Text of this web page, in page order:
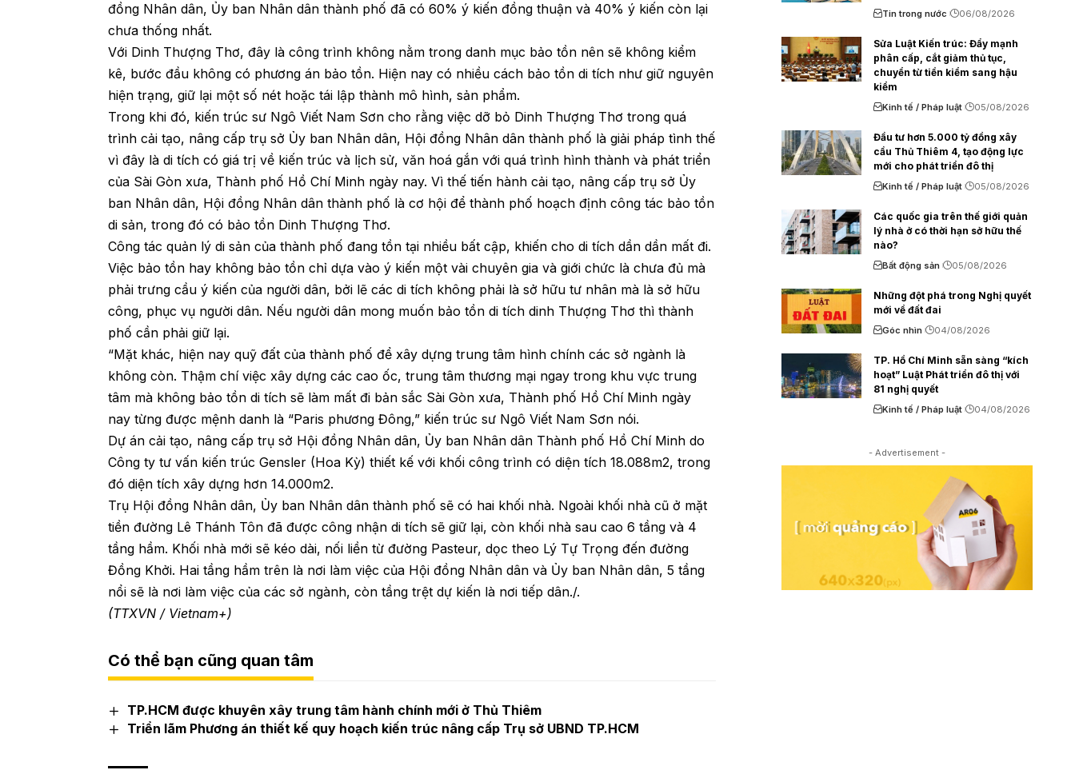
đồng Nhân dân, Ủy ban Nhân dân thành phố đã có 60% ý kiến đồng thuận và 40% ý kiến còn lại
chưa thống nhất.
Với Dinh Thượng Thơ, đây là công trình không nằm trong danh mục bảo tồn nên sẽ không kiểm
kê, bước đầu không có phương án bảo tồn. Hiện nay có nhiều cách bảo tồn di tích như giữ nguyên
hiện trạng, giữ lại một số nét hoặc tái lập thành mô hình, sản phẩm.
Trong khi đó, kiến trúc sư Ngô Viết Nam Sơn cho rằng việc dỡ bỏ Dinh Thượng Thơ trong quá
trình cải tạo, nâng cấp trụ sở Ủy ban Nhân dân, Hội đồng Nhân dân thành phố là giải pháp tình thế
vì đây là di tích có giá trị về kiến trúc và lịch sử, văn hoá gắn với quá trình hình thành và phát triển
của Sài Gòn xưa, Thành phố Hồ Chí Minh ngày nay. Vì thế tiến hành cải tạo, nâng cấp trụ sở Ủy
ban Nhân dân, Hội đồng Nhân dân thành phố là cơ hội để thành phố hoạch định công tác bảo tồn
di sản, trong đó có bảo tồn Dinh Thượng Thơ.
Công tác quản lý di sản của thành phố đang tồn tại nhiều bất cập, khiến cho di tích dần dần mất đi.
Việc bảo tồn hay không bảo tồn chỉ dựa vào ý kiến một vài chuyên gia và giới chức là chưa đủ mà
phải trưng cầu ý kiến của người dân, bởi lẽ các di tích không phải là sở hữu tư nhân mà là sở hữu
công, phục vụ người dân. Nếu người dân mong muốn bảo tồn di tích dinh Thượng Thơ thì thành
phố cần phải giữ lại.
“Mặt khác, hiện nay quỹ đất của thành phố để xây dựng trung tâm hình chính các sở ngành là
không còn. Thậm chí việc xây dựng các cao ốc, trung tâm thương mại ngay trong khu vực trung
tâm mà không bảo tồn di tích sẽ làm mất đi bản sắc Sài Gòn xưa, Thành phố Hồ Chí Minh ngày
nay từng được mệnh danh là “Paris phương Đông,” kiến trúc sư Ngô Viết Nam Sơn nói.
Dự án cải tạo, nâng cấp trụ sở Hội đồng Nhân dân, Ủy ban Nhân dân Thành phố Hồ Chí Minh do
Công ty tư vấn kiến trúc Gensler (Hoa Kỳ) thiết kế với khối công trình có diện tích 18.088m2, trong
đó diện tích xây dựng hơn 14.000m2.
Trụ Hội đồng Nhân dân, Ủy ban Nhân dân thành phố sẽ có hai khối nhà. Ngoài khối nhà cũ ở mặt
tiền đường Lê Thánh Tôn đã được công nhận di tích sẽ giữ lại, còn khối nhà sau cao 6 tầng và 4
tầng hầm. Khối nhà mới sẽ kéo dài, nối liền từ đường Pasteur, dọc theo Lý Tự Trọng đến đường
Đồng Khởi. Hai tầng hầm trên là nơi làm việc của Hội đồng Nhân dân và Ủy ban Nhân dân, 5 tầng
nổi sẽ là nơi làm việc của các sở ngành, còn tầng trệt dự kiến là nơi tiếp dân./.
(TTXVN / Vietnam+)
Có thể bạn cũng quan tâm
TP.HCM được khuyên xây trung tâm hành chính mới ở Thủ Thiêm
Triển lãm Phương án thiết kế quy hoạch kiến trúc nâng cấp Trụ sở UBND TP.HCM
Tin trong nước 06/08/2026
Sửa Luật Kiến trúc: Đẩy mạnh
phân cấp, cắt giảm thủ tục,
chuyển từ tiền kiểm sang hậu
kiểm
Kinh tế / Pháp luật 05/08/2026
Đầu tư hơn 5.000 tỷ đồng xây
cầu Thủ Thiêm 4, tạo động lực
mới cho phát triển đô thị
Kinh tế / Pháp luật 05/08/2026
Các quốc gia trên thế giới quản
lý nhà ở có thời hạn sở hữu thế
nào?
Bất động sản 05/08/2026
Những đột phá trong Nghị quyết
mới về đất đai
Góc nhìn 04/08/2026
TP. Hồ Chí Minh sẵn sàng “kích
hoạt” Luật Phát triển đô thị với
81 nghị quyết
Kinh tế / Pháp luật 04/08/2026
- Advertisement -